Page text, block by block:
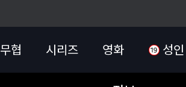
무협 시리즈 영화 성인